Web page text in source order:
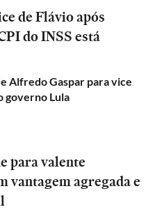
de Flávio após
do INSS está
Alfredo Gaspar para vice
governo Lula
para valente
vantagem agregada e